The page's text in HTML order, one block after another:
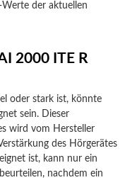
Werte der aktuellen
2000 ITE R
oder stark ist, könnte
sein. Dieser
wird vom Hersteller
des Hörgerätes
ist, kann nur ein
nachdem ein